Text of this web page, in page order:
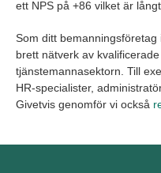
ett NPS på +86 vilket är
Som ditt
brett nätverk av
tjänstemannasektorn. Till
HR-specialister,
Givetvis genomför vi också